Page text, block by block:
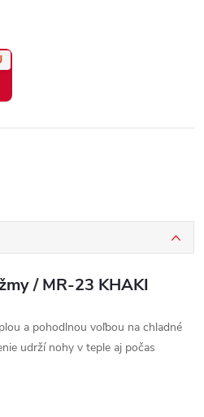
/ MR-23 KHAKI
a pohodlnou voľbou na chladné
udrží nohy v teple aj počas